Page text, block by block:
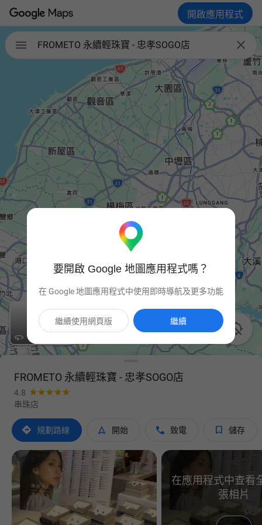
開啟應用程式
 
FROMETO 永續輕珠寶 - 忠孝SOGO店


FROMETO 永續輕珠寶 - 忠孝SOGO店
4.8
串珠店
 規劃路線  開始  致電  儲存
在應用程式中查看
張相片
要開啟 Google 地圖應用程式嗎？
在 Google 地圖應用程式中使用即時導航及更多功能
繼續
繼續使用網頁版